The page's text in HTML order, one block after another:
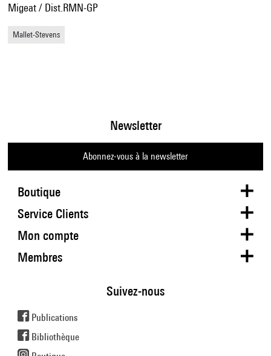
Migeat / Dist.RMN-GP
Mallet-Stevens
Boutique
Newsletter
Abonnez-vous à la newsletter
Service Clients
Mon compte
Membres
Suivez-nous
Publications
Bibliothèque